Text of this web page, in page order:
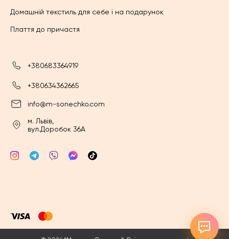
Домашній текстиль для себе і на подарунок
Плаття до причастя
+380683364919
+380634362665
info@m-sonechko.com
м. Львів,
вул.Доробок 36А